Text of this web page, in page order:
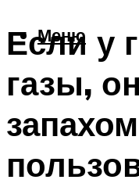
Меню
Если у
газы,